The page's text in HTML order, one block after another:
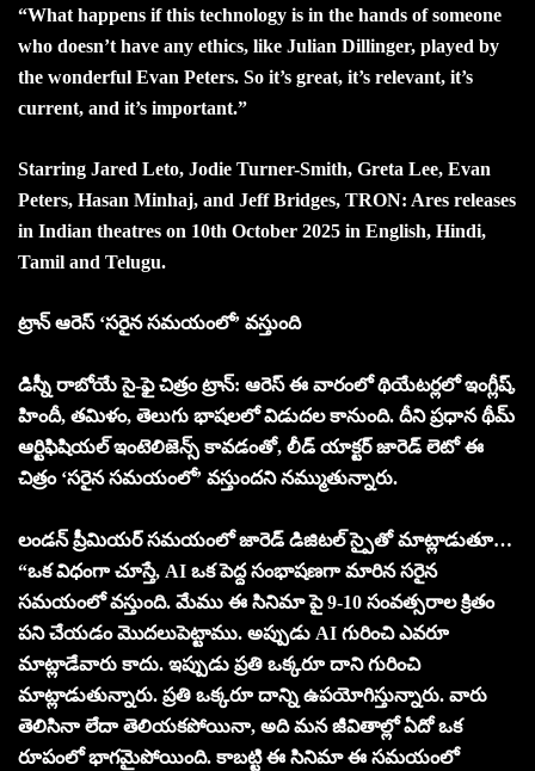
“What happens if this technology is in the hands of someone
who doesn’t have any ethics, like Julian Dillinger, played by
the wonderful Evan Peters. So it’s great, it’s relevant, it’s
current, and it’s important.”
Starring Jared Leto, Jodie Turner-Smith, Greta Lee, Evan
Peters, Hasan Minhaj, and Jeff Bridges, TRON: Ares releases
in Indian theatres on 10th October 2025 in English, Hindi,
Tamil and Telugu.
ట్రాన్ ఆరెస్ ‘సరైన సమయంలో’ వస్తుంది
డిస్నీ రాబోయే సై-ఫై చిత్రం ట్రాన్: ఆరెస్ ఈ వారంలో థియేటర్లలో ఇంగ్లీష్,
హిందీ, తమిళం, తెలుగు భాషలలో విడుదల కానుంది. దీని ప్రధాన థీమ్
ఆర్టిఫిషియల్ ఇంటెలిజెన్స్ కావడంతో, లీడ్ యాక్టర్ జారెడ్ లెటో ఈ
చిత్రం ‘సరైన సమయంలో’ వస్తుందని నమ్ముతున్నారు.
లండన్ ప్రీమియర్ సమయంలో జారెడ్ డిజిటల్ స్పైతో మాట్లాడుతూ…
“ఒక విధంగా చూస్తే, AI ఒక పెద్ద సంభాషణగా మారిన సరైన
సమయంలో వస్తుంది. మేము ఈ సినిమా పై 9-10 సంవత్సరాల క్రితం
పని చేయడం మొదలుపెట్టాము. అప్పుడు AI గురించి ఎవరూ
మాట్లాడేవారు కాదు. ఇప్పుడు ప్రతి ఒక్కరూ దాని గురించి
మాట్లాడుతున్నారు. ప్రతి ఒక్కరూ దాన్ని ఉపయోగిస్తున్నారు. వారు
తెలిసినా లేదా తెలియకపోయినా, అది మన జీవితాల్లో ఏదో ఒక
రూపంలో భాగమైపోయింది. కాబట్టి ఈ సినిమా ఈ సమయంలో